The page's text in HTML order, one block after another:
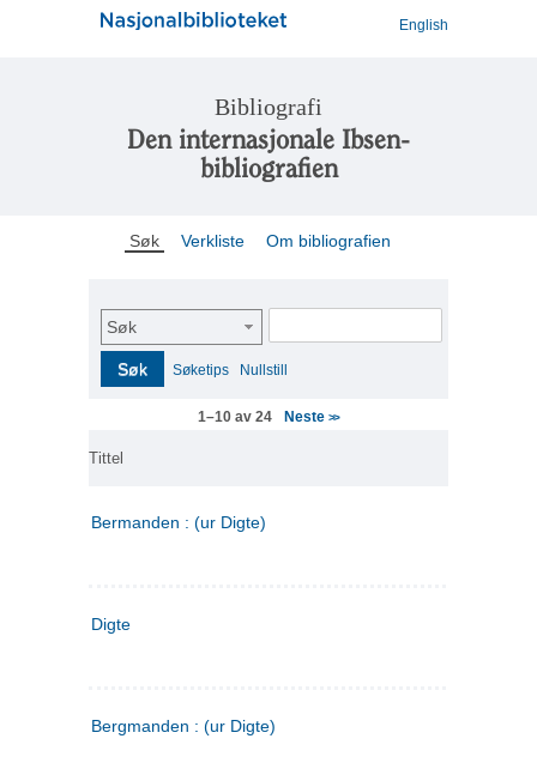
English
Bibliografi
Den internasjonale Ibsen-
bibliografien
Søk Verkliste Om bibliografien
Søk
Søk Søketips Nullstill
1–10 av 24 Neste>>
Tittel
Bermanden : (ur Digte)
Digte
Bergmanden : (ur Digte)